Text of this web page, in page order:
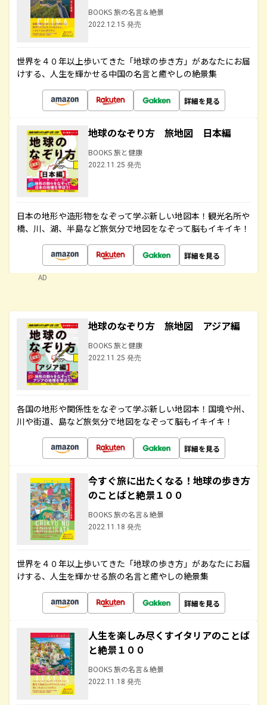
BOOKS 旅の名言＆絶景
2022.12.15 発売
世界を４０年以上歩いてきた「地球の歩き方」があなたにお届
けする、人生を輝かせる中国の名言と癒やしの絶景集
詳細を見る
地球のなぞり方 旅地図 日本編
BOOKS 旅と健康
2022.11.25 発売
日本の地形や造形物をなぞって学ぶ新しい地図本！観光名所や
橋、川、湖、半島など旅気分で地図をなぞって脳もイキイキ！
詳細を見る
AD
地球のなぞり方 旅地図 アジア編
BOOKS 旅と健康
2022.11.25 発売
各国の地形や関係性をなぞって学ぶ新しい地図本！国境や州、
川や街道、島など旅気分で地図をなぞって脳もイキイキ！
詳細を見る
今すぐ旅に出たくなる！地球の歩き方
のことばと絶景１００
BOOKS 旅の名言＆絶景
2022.11.18 発売
世界を４０年以上歩いてきた「地球の歩き方」があなたにお届
けする、人生を輝かせる旅の名言と癒やしの絶景集
詳細を見る
人生を楽しみ尽くすイタリアのことば
と絶景１００
BOOKS 旅の名言＆絶景
2022.11.18 発売